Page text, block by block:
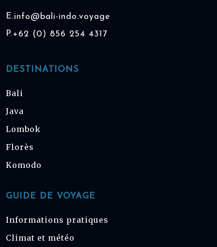
E.info@bali-indo.voyage
P.+62 (0) 856 254 4317
DESTINATIONS
Bali
Java
Lombok
Florès
Komodo
GUIDE DE VOYAGE
Informations pratiques
Climat et météo